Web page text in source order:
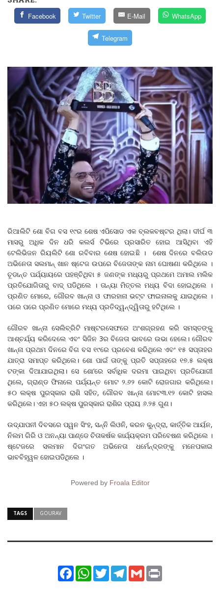
Facebook Twitter E-Mail WhatsApp
Telegram
ରିଆଲିଟି ଶୋ ବିଗ ବସ ୧୯ର ଶେଷ ଏପିସୋଡ ଏକ ବ୍ଲକବଷ୍ଟର ଥିଲା। ଦୀର୍ଘ ୩
ମାସରୁ ଅଧିକ ଦିନ ଧରି କଲର୍ସ ଟିଭିରେ ପ୍ରସାରିତ ହୋଇ ଆସିଥିବା ଏହି
ଟେଲିଭିଜନ ରିୟଲିଟି ଶୋ ରବିବାର ଶେଷ ହୋଇଛି । ଶେଷ ଦିନରେ ବଲିଉଡ
ଅଭିନେତା ସଲମାନ୍ ଖାନ ଷ୍ଟେଜ ଉପରେ ବିଜେତାଙ୍କ ନାମ ଘୋଷଣା କରିଥିଲେ ।
ଚୂଡାନ୍ତ ପର୍ଯ୍ୟାୟରେ ପହଞ୍ଚିଥିବା ୫ ଜଣଙ୍କ ମଧ୍ୟରୁ ପ୍ରଥମେ ଅମାଲ ମଲିକ
ପ୍ରତିଯୋଗିତାରୁ ବାଦ୍ ପଡିଥିଲେ । ତାନ୍ୟା ମିତ୍ତଲ ମଧ୍ୟ ବିଦା ହୋଇଥିଲେ ।
ପ୍ରଣିତ ମୋରେ, ଗୌରବ ଖାନ୍ନା ଓ ଫାରହାନା ଭଟ୍ଟ ଫାଇନାଲକୁ ଯାଇଥିଲେ ।
ପରେ ପରେ ପ୍ରଣିତ ମୋରେ ମଧ୍ୟ ପ୍ରତିଦ୍ୱନ୍ଦ୍ୱିତାରୁ ହଟିଥିଲେ ।
ଗୌରବ ଖାନ୍ନା ସେଲିବ୍ରିଟି ମାଷ୍ଟରସେଫରେ ଅଂଶଗ୍ରହଣ କରି ସମସ୍ତଙ୍କୁ
ଆଶ୍ଚର୍ଯ୍ୟ କରିଦେଲେ ଏବଂ ସିଜିନ 3ର ବିଜେତା ଭାବରେ ଉଭା ହେଲେ। ଗୌରବ
ଖାନ୍ନା ପ୍ରଥମ ଦିନରେ ବିଗ ବସ ୧୯ରେ ପ୍ରବେଶ କରିଥିଲେ ଏବଂ ୧୫ ସପ୍ତାହର
ଯାତ୍ରା ସମାପ୍ତ କରିଥିଲେ। ଶୋ ପାଇଁ ତାଙ୍କୁ ପ୍ରତି ସପ୍ତାହରେ ୧୭.୫ ଲକ୍ଷ
ଟଙ୍କା ଦିଆଯାଇଥିଲା। ସେ ଶୋ’ରେ ସର୍ବାଧିକ ଦରମା ପାଇଥିବା ପ୍ରତିଯୋଗୀ
ଥିଲେ, ଗ୍ରାଣ୍ଡ ଫିନାଲେ ପର୍ଯ୍ୟନ୍ତ ମୋଟ ୨.୬୨ କୋଟି ରୋଜଗାର କରିଥିଲେ।
୫୦ ଲକ୍ଷ ପୁରସ୍କାର ରାଶି ସହିତ, ଗୌରବ ଖାନ୍ନା ମୋଟ୩.୧୨ କୋଟି ହାସଲ
କରିଥିଲେ। ଏହା ୫୦ ଲକ୍ଷ ପୁରସ୍କାର ରାଶିର ପ୍ରାୟ ୬.୨୫ ଗୁଣ।
ଉଦ୍‌ଯାପନୀ ଦିବସରେ ପୱନ ସିଂହ, ସନ୍ନି ଲିଓନି, କରନ କୁନ୍ଦ୍ରା, କାର୍ତ୍ତିକ ଆର୍ୟନ,
ନିଲମ ଗିରି ଓ ଅନନ୍ୟା ପାଣ୍ଡେ ଚିତାକର୍ଷକ କାର୍ଯ୍ୟକ୍ରମ ପରିବେଷଣ କରିଥିଲେ ।
ଷ୍ଟେଜରେ ସଲମାନ ଦିଗଂଗତ ଅଭିନେତା ଧର୍ମେନ୍ଦ୍ରଙ୍କୁ ମନେପକାଇ
ଭାବବିହ୍ୱଳ ହୋଇପଡିଥିଲେ ।
Powered by Froala Editor
TAGS GOURAV
FacebookWhatsApp
TwitterTelegram
Gmail